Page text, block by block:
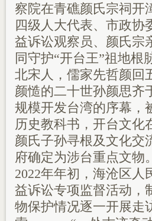
察院在青礁颜氏宗祠开
四级人大代表、市政协
益诉讼观察员、颜氏宗
同守护“开台王”祖地
北宋人，儒家先哲颜回
颜慥的二十世孙颜思齐
规模开发台湾的序幕，
历史教科书，开台文
颜氏子孙寻根及文化交
府确定为涉台重点文物
2022年年初，海沧区
益诉讼专项监督活动，
物保护情况逐一开展走